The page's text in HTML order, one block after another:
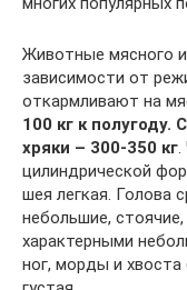
Животные мясного
зависимости от
откармливают на
100 кг к полугоду.
хряки – 300-350 кг.
цилиндрической
шея легкая. Голова
небольшие,
характерными
ног, морды и